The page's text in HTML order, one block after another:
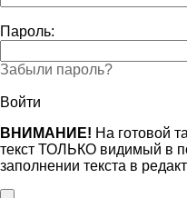
Пароль:
Забыли пароль?
Войти
ВНИМАНИЕ! На готовой
текст ТОЛЬКО видимый в
заполнении текста в